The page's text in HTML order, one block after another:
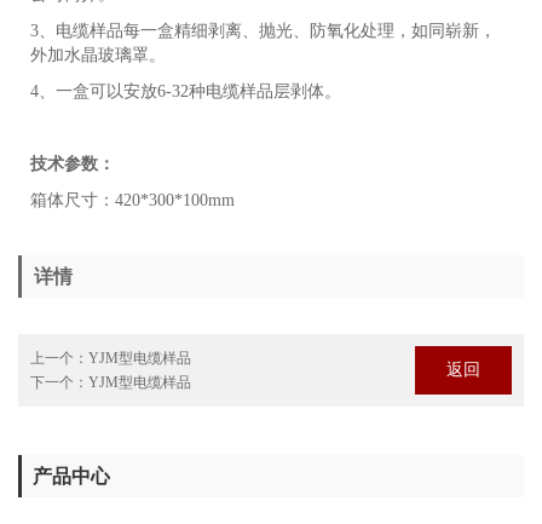
3、电缆样品每一盒精细剥离、抛光、防氧化处理，如同崭新，
外加水晶玻璃罩。
4、一盒可以安放6-32种电缆样品层剥体。
技术参数：
箱体尺寸：420*300*100mm
详情
上一个： YJM型电缆样品
下一个： YJM型电缆样品
返回
产品中心